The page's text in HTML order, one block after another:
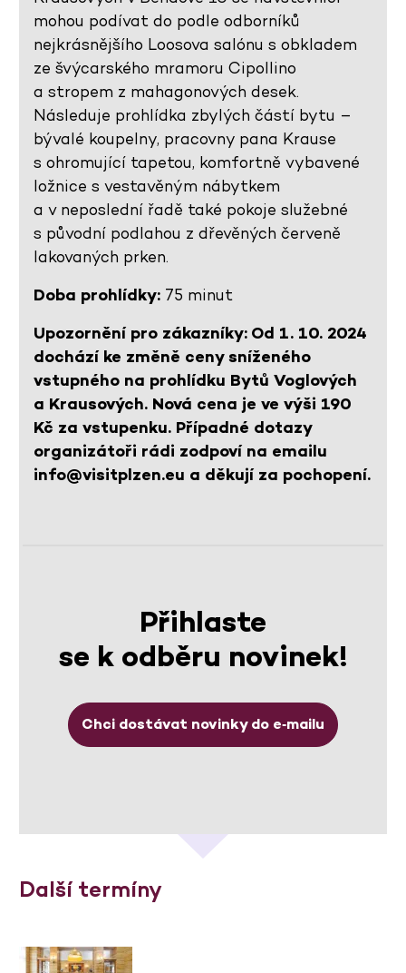
mohou podívat do podle odborníků
nejkrásnějšího Loosova salónu s obkladem
ze švýcarského mramoru Cipollino
a stropem z mahagonových desek.
Následuje prohlídka zbylých částí bytu –
bývalé koupelny, pracovny pana Krause
s ohromující tapetou, komfortně vybavené
ložnice s vestavěným nábytkem
a v neposlední řadě také pokoje služebné
s původní podlahou z dřevěných červeně
lakovaných prken.
Doba prohlídky: 75 minut
Upozornění pro zákazníky: Od 1. 10. 2024
dochází ke změně ceny sníženého
vstupného na prohlídku Bytů Voglových
a Krausových. Nová cena je ve výši 190
Kč za vstupenku. Případné dotazy
organizátoři rádi zodpoví na emailu
info@visitplzen.eu a děkují za pochopení.
Přihlaste
se k odběru novinek!
Chci dostávat novinky do e‑mailu
Další termíny